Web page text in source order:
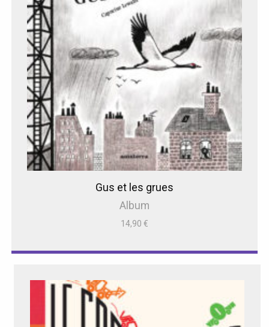
Gus et les grues
Album
14,90 €